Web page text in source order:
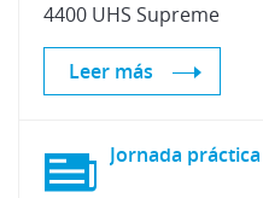
4400 UHS Supreme
Leer más
Jornada práctica